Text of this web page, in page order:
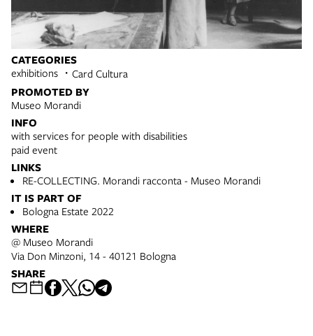
CATEGORIES
exhibitions Card Cultura
PROMOTED BY
Museo Morandi
INFO
with services for people with disabilities
paid event
LINKS
RE-COLLECTING. Morandi racconta - Museo Morandi
IT IS PART OF
Bologna Estate 2022
WHERE
@ Museo Morandi
Via Don Minzoni, 14 - 40121 Bologna
SHARE